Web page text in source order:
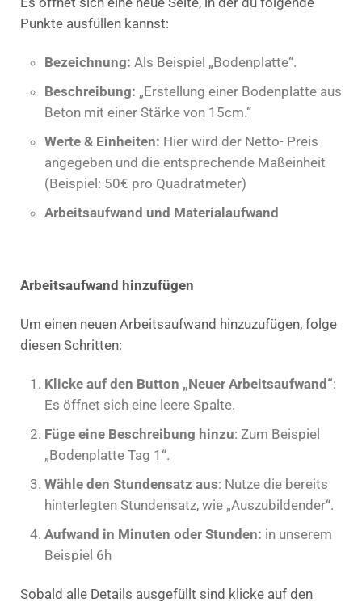
Punkte ausfüllen kannst:
Bezeichnung: Als Beispiel „Bodenplatte“.
Beschreibung: „Erstellung einer Bodenplatte aus
Beton mit einer Stärke von 15cm.“
Werte & Einheiten: Hier wird der Netto- Preis
angegeben und die entsprechende Maßeinheit
(Beispiel: 50€ pro Quadratmeter)
Arbeitsaufwand und Materialaufwand
Arbeitsaufwand hinzufügen
Um einen neuen Arbeitsaufwand hinzuzufügen, folge
diesen Schritten:
Klicke auf den Button „Neuer Arbeitsaufwand“:
Es öffnet sich eine leere Spalte.
Füge eine Beschreibung hinzu: Zum Beispiel
„Bodenplatte Tag 1“.
Wähle den Stundensatz aus: Nutze die bereits
hinterlegten Stundensatz, wie „Auszubildender“.
Aufwand in Minuten oder Stunden: in unserem
Beispiel 6h
Sobald alle Details ausgefüllt sind klicke auf den